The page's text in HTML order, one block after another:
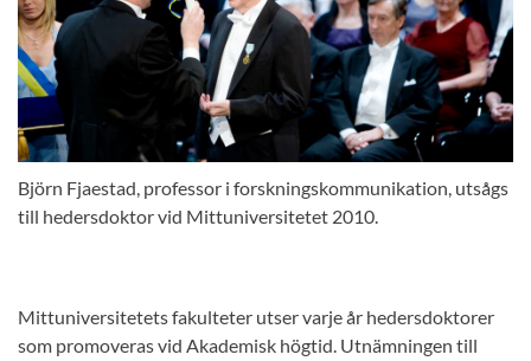
Björn Fjaestad, professor i forskningskommunikation, utsågs
till hedersdoktor vid Mittuniversitetet 2010.
Mittuniversitetets fakulteter utser varje år hedersdoktorer
som promoveras vid Akademisk högtid. Utnämningen till